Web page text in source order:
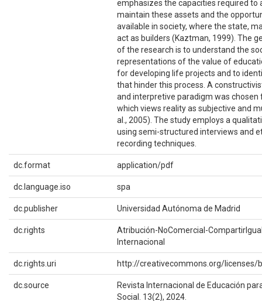
emphasizes the capacities required to
maintain these assets and the
available in society, where the state,
act as builders (Kaztman, 1999). The
of the research is to understand the
representations of the value of
for developing life projects and to
that hinder this process. A
and interpretive paradigm was chosen
which views reality as subjective and
al., 2005). The study employs a
using semi-structured interviews and
recording techniques.
dc.format application/pdf
dc.language.iso spa
dc.publisher Universidad Autónoma de Madrid
dc.rights
Atribución-NoComercial-
Internacional
dc.rights.uri http://creativecommons.org/licenses/
dc.source
Revista Internacional de Educación
Social. 13(2), 2024.